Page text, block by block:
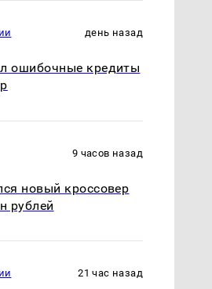
Такую зиму в России
день назад
ошибочные кредиты
9 часов назад
новый кроссовер
рублей
21 час назад